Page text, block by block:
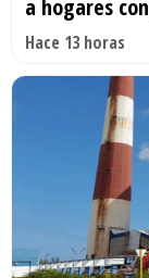
a hogares
Hace 13 horas